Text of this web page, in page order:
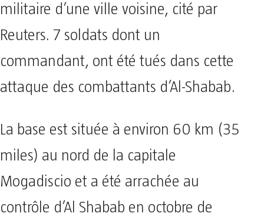
militaire d’une ville voisine, cité par
Reuters. 7 soldats dont un
commandant, ont été tués dans cette
attaque des combattants d’Al-Shabab.
La base est située à environ 60 km (35
miles) au nord de la capitale
Mogadiscio et a été arrachée au
contrôle d’Al Shabab en octobre de